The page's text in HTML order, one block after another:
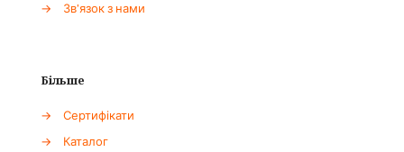
→
Зв'язок з нами
Більше
→
Сертифікати
→
Каталог